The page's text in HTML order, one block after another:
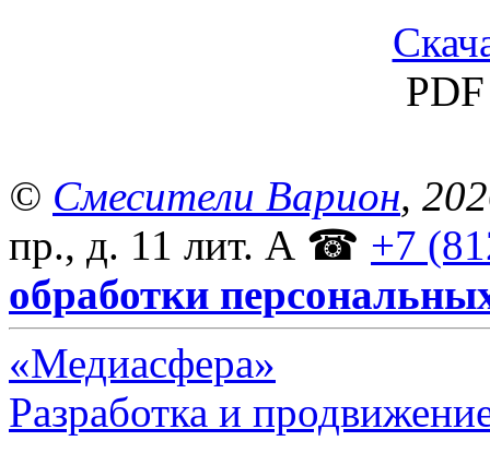
© Смесители Варион,
пр., д. 11 лит. А ☎ +7
обработки
«Медиасфера»
Разработка и